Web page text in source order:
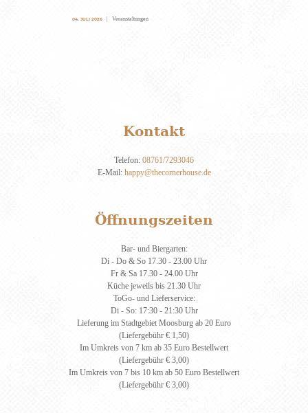
04. JULI 2026 Veranstaltungen
Kontakt
Telefon: 08761/7293046
E-Mail: happy@thecornerhouse.de
Öffnungszeiten
Bar- und Biergarten:
Di - Do & So 17.30 - 23.00 Uhr
Fr & Sa 17.30 - 24.00 Uhr
Küche jeweils bis 21.30 Uhr
ToGo- und Lieferservice:
Di - So: 17:30 - 21:30 Uhr
Lieferung im Stadtgebiet Moosburg ab 20 Euro
(Liefergebühr € 1,50)
Im Umkreis von 7 km ab 35 Euro Bestellwert
(Liefergebühr € 3,00)
Im Umkreis von 7 bis 10 km ab 50 Euro Bestellwert
(Liefergebühr € 3,00)